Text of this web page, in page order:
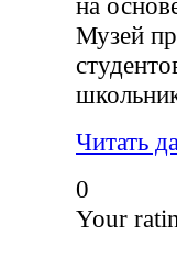
на
Музей
Читать
0
Your